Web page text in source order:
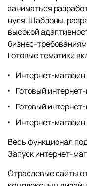
заниматься
нуля. Шаблоны,
высокой
бизнес-
Готовые тематики
Интернет-магазин
Готовый
Готовый
Интернет-магазин
Весь функционал
Запуск интернет-
Отраслевые сайты